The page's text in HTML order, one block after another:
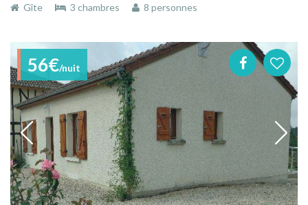
Gîte
3 chambres 8 personnes
56€/nuit